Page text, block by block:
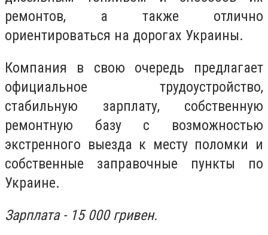
ремонтов, а также отлично
ориентироваться на дорогах Украины.
Компания в свою очередь предлагает
официальное трудоустройство,
стабильную зарплату, собственную
ремонтную базу с возможностью
экстренного выезда к месту поломки и
собственные заправочные пункты по
Украине.
Зарплата - 15 000 гривен.